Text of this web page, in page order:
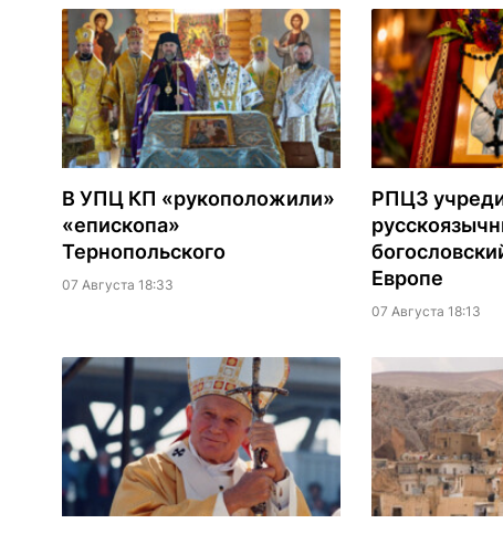
В УПЦ КП «рукоположили»
«епископа»
Тернопольского
07 Августа 18:33
РПЦЗ
Европе
07 Августа 18:13